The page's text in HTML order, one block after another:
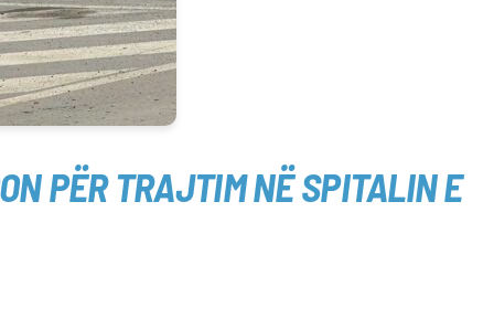
PËR TRAJTIM NË SPITALIN E